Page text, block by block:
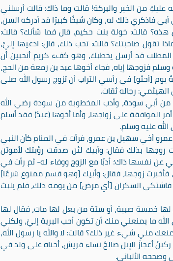
من الخير والبركة! قالت وما ذاك: قالت أرسلني
فاذكري ذلك له، وكان شيخًا كبيرًا قد أدركه السن،
قالت: خولة بنت حكيم، قال فما شأنك؟ قالت:
تقول صاحبتك؟ قالت: تحب ذلك، قال: ادعيها إليَّ،
قد أرسل يخطبك، وهو كفء كريم أتحبين أن
فزوجها إياه، فجاء أخوها عبد بن زمعة من الحج،
يوم [أحثو] في رأسي التراب أن تزوج رسول الله صلى
رجاله ثقات.
من أبي سودة، وأدب المخطوبة من سودة رضي الله
الموافقة على زواجها، وأما أخوها (عبدُ) فقد أسلم
عليه وسلم.
أخي سهيل بن عمرو، فرأت في المنام كأن النبي
بذلك فقال: وأبيك لئن صدقت رؤيتك لأموتن
عن نفسها ذاك؛ أدبًا مع الزوج ووفاء له- ثم رأت في
زوجها، فقال: وأبيك [وهو قسم ممنوع شرعًا]
فاشتكى السكران [أي مرض] من يومه ذلك، فلم يلبث
خمسة صبية، أو ستة من بعل لها مات، فقال لها
ما يمنعني منك أن تكون أحب البرية إليَّ، ولكني
مني شيء غير ذلك؟ قالت: لا والله يا رسول الله،
أعجازَ الإبل صالحُ نساء قريش، أحناه على ولد في
الألباني.